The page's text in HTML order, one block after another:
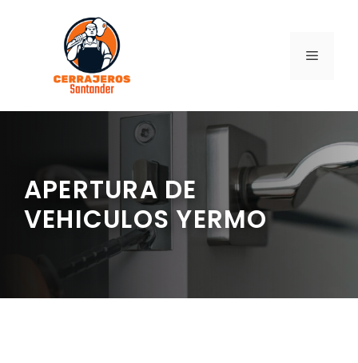
contenido
MENÚ
APERTURA DE
VEHICULOS YERMO